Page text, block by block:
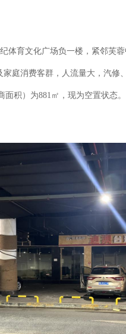
体育文化广场负一楼，紧邻芙
庭消费客群，人流量大，汽
面积）为881 ㎡， 现为空置状态。